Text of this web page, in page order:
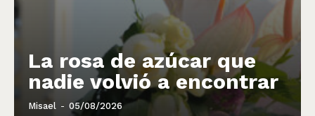
La rosa de azúcar que
nadie volvió a encontrar
Misael - 05/08/2026